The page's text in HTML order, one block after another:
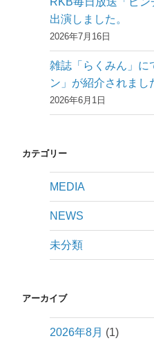
出演しました。
2026年7月16日
雑誌「らくみん」に
ン」が紹介されまし
2026年6月1日
カテゴリー
MEDIA
NEWS
未分類
アーカイブ
2026年8月 (1)